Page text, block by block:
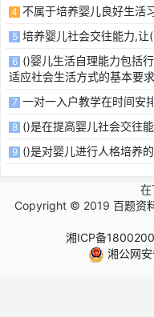
4 不属于培养婴儿良好生活
5 培养婴儿社会交往能力,让
6 ()婴儿生活自理能力包括
适应社会生活方式的基本要求
7 一对一入户教学在时间安
8 ()是在提高婴儿社会交往
9 ()是对婴儿进行人格培养的
在
Copyright © 2019 百题资
湘ICP备
湘公网